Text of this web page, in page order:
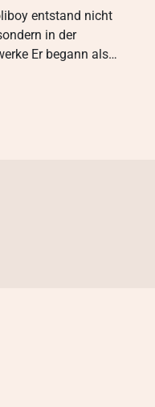
entstand nicht
in der
Er begann als…